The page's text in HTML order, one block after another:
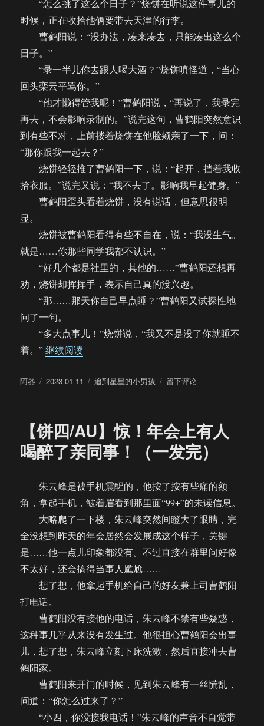
“怎么挑了这么个日子？”烧饼在听说这件事儿的
时候，正在收拾他俩要带去天津的行李。
曹鹤阳说：“没办法，凑来凑去，只能凑出这么个
日子。”
“录一半儿你去跟人喝大酒？”烧饼嗔怪道，“当心
回头栾云平骂你。”
“他才懒得管我呢！”曹鹤阳说，“再说了，我录完
再去，不会影响录制的。”说完这句，曹鹤阳突然意识
到有些不对，上前搂着烧饼在他脸颊亲了一下，问：
“那你跟我一起去？”
烧饼轻轻推了曹鹤阳一下，说：“起开，挡着我收
拾衣服。”说完又说：“我不去了。影响我早起健身。”
曹鹤阳歪头看着烧饼，没有说话，但意思很明
显。
烧饼被曹鹤阳看得有些不自在，说：“我没生气。
就是……你那些同学我都不认识。”
“好几个都是社里的，其他的……”曹鹤阳还想再
劝，烧饼却挥挥手，表示自己真的没兴趣。
“那……那天你自己早点睡？”曹鹤阳又试探性地
问了一句。
“多大点事儿！”烧饼说，“我又不是没了你就睡不
着。”继续阅读“【四饼】一场同学聚会引发的血案（一发
作
阿器
发
2023-01-11
分
追到星星的小男孩
于
场
同
学
会
引
发
的
血
案
（一
完）
留下评论
【饼四/AU】惊！年会上有人
喝醉了亲同事！（一发完）
朱云峰是被手机震醒的，他按了按有些痛的额
角，拿起手机，皱着眉看到那里面“99+”的未读信息。
大略爬了一下楼，朱云峰突然间瞪大了眼睛，完
全没想到昨天的年会居然会发展成这个样子，关键
是……他一点儿印象都没有。不过直接在群里问好像
不太好，还会搞得当事人尴尬……
想了想，他拿起手机给自己的好友兼上司曹鹤阳
打电话。
曹鹤阳没有接他的电话，朱云峰不禁有些疑惑，
这种事几乎从来没有发生过。他很担心曹鹤阳会出事
儿，想了想，朱云峰立刻下床洗漱，然后直接冲去曹
鹤阳家。
曹鹤阳来开门的时候，见到朱云峰有一丝慌乱，
问道：“你怎么过来了？”
“小四，你没接我电话！”朱云峰的声音不自觉带